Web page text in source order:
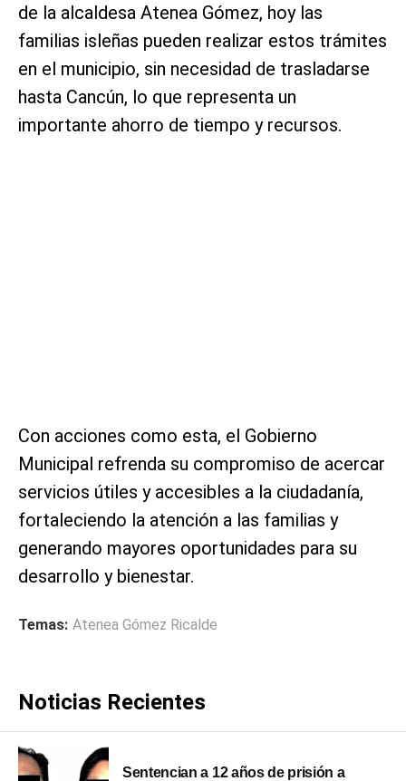
de la alcaldesa Atenea Gómez, hoy las
familias isleñas pueden realizar estos trámites
en el municipio, sin necesidad de trasladarse
hasta Cancún, lo que representa un
importante ahorro de tiempo y recursos.
Con acciones como esta, el Gobierno
Municipal refrenda su compromiso de acercar
servicios útiles y accesibles a la ciudadanía,
fortaleciendo la atención a las familias y
generando mayores oportunidades para su
desarrollo y bienestar.
Temas: Atenea Gómez Ricalde
Noticias Recientes
Sentencian a 12 años de prisión a